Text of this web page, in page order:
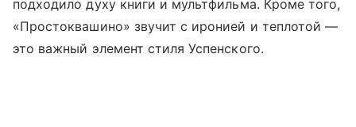
подходило духу книги и мультфильма. Кроме того,
«Простоквашино» звучит с иронией и теплотой —
это важный элемент стиля Успенского.